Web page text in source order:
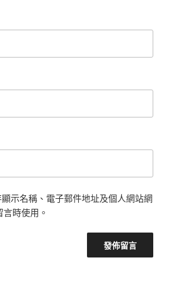
示名稱、電子郵件地址及個人網站網
時使用。